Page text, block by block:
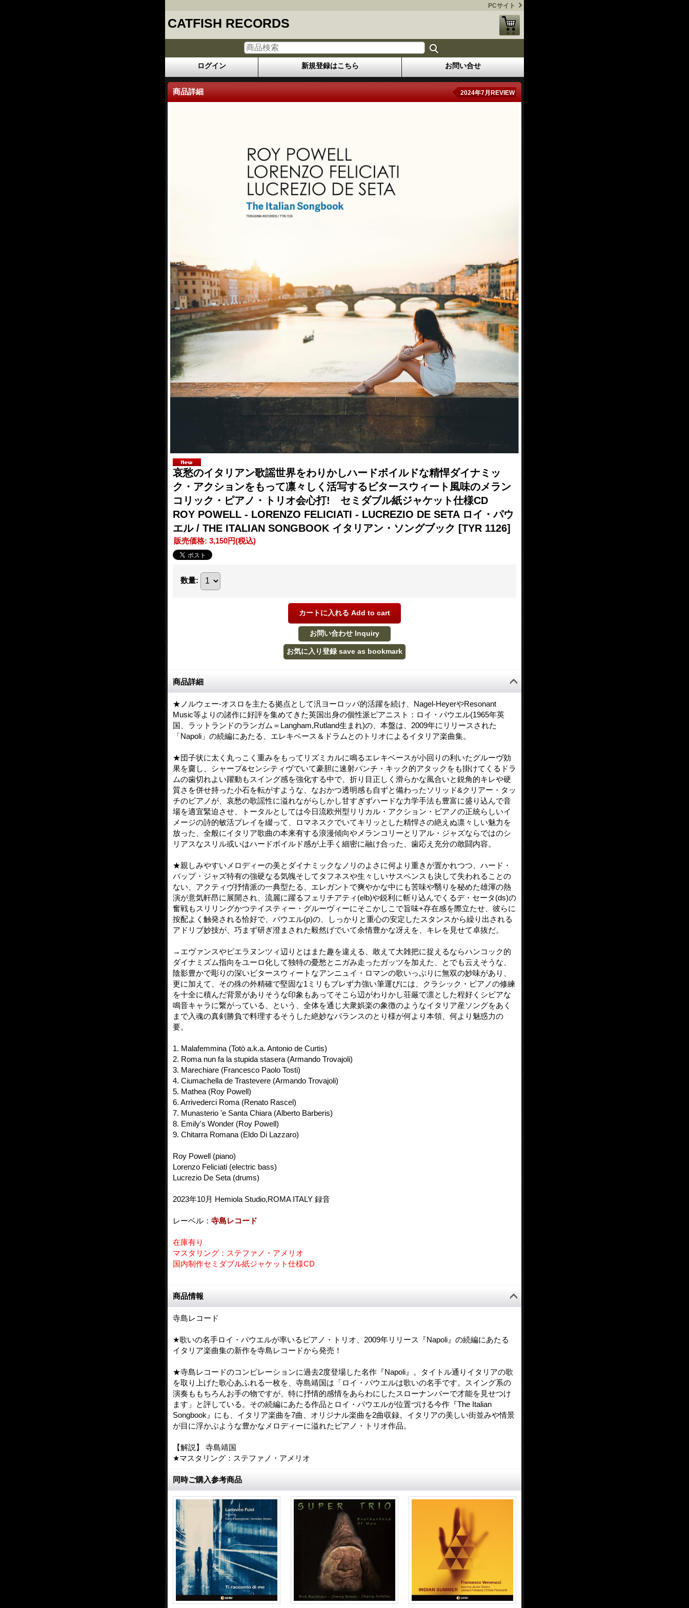
PCサイト
CATFISH RECORDS
ログイン 新規登録はこちら お問い合せ
商品詳細 2024年7月REVIEW
哀愁のイタリアン歌謡世界をわりかしハードボイルドな精悍ダイナミッ
ク・アクションをもって凛々しく活写するビタースウィート風味のメラン
コリック・ピアノ・トリオ会心打! セミダブル紙ジャケット仕様CD
ROY POWELL - LORENZO FELICIATI - LUCREZIO DE SETA ロイ・パウ
エル / THE ITALIAN SONGBOOK イタリアン・ソングブック [TYR 1126]
販売価格: 3,150円(税込)
数量:
商品詳細
★ノルウェー-オスロを主たる拠点として汎ヨーロッパ的活躍を続け、Nagel-HeyerやResonant
Music等よりの諸作に好評を集めてきた英国出身の個性派ピアニスト：ロイ・パウエル(1965年英
国、ラットランドのランガム＝Langham,Rutland生まれ)の、本盤は、2009年にリリースされた
「Napoli」の続編にあたる、エレキベース＆ドラムとのトリオによるイタリア楽曲集。
★団子状に太く丸っこく重みをもってリズミカルに鳴るエレキベースが小回りの利いたグルーヴ効
果を齎し、シャープ&センシティヴでいて豪胆に速射パンチ・キック的アタックをも掛けてくるドラ
ムの歯切れよい躍動もスイング感を強化する中で、折り目正しく滑らかな風合いと鋭角的キレや硬
質さを併せ持った小石を転がすような、なおかつ透明感も自ずと備わったソリッド&クリアー・タッ
チのピアノが、哀愁の歌謡性に溢れながらしかし甘すぎずハードな力学手法も豊富に盛り込んで音
場を適宜緊迫させ、トータルとしては今日流欧州型リリカル・アクション・ピアノの正統らしいイ
メージの詩的敏活プレイを綴って、ロマネスクでいてキリッとした精悍さの絶えぬ凛々しい魅力を
放った、全般にイタリア歌曲の本来有する浪漫傾向やメランコリーとリアル・ジャズならではのシ
リアスなスリル或いはハードボイルド感が上手く細密に融け合った、歯応え充分の敢闘内容。
★親しみやすいメロディーの美とダイナミックなノリのよさに何より重きが置かれつつ、ハード・
バップ・ジャズ特有の強硬なる気魄そしてタフネスや生々しいサスペンスも決して失われることの
ない、アクティヴ抒情派の一典型たる、エレガントで爽やかな中にも苦味や翳りを秘めた雄渾の熱
演が意気軒昂に展開され、流麗に躍るフェリチアティ(elb)や鋭利に斬り込んでくるデ・セータ(ds)の
奮戦もスリリングかつテイスティー・グルーヴィーにそこかしこで旨味+存在感を際立たせ、彼らに
按配よく触発される恰好で、パウエル(p)の、しっかりと重心の安定したスタンスから繰り出される
アドリブ妙技が、巧まず研ぎ澄まされた毅然げでいて余情豊かな冴えを、キレを見せて卓抜だ。
→エヴァンスやピエラヌンツィ辺りとはまた趣を違える、敢えて大雑把に捉えるならハンコック的
ダイナミズム指向をユーロ化して独特の憂愁とニガみ走ったガッツを加えた、とでも云えそうな、
陰影豊かで彫りの深いビタースウィートなアンニュイ・ロマンの歌いっぷりに無双の妙味があり、
更に加えて、その殊の外精確で堅固な1ミリもブレず力強い筆運びには、クラシック・ピアノの修練
を十全に積んだ背景がありそうな印象もあってそこら辺がわりかし荘厳で凛とした程好くシビアな
鳴音キャラに繋がっている、という、全体を通じ大衆娯楽の象徴のようなイタリア産ソングをあく
まで入魂の真剣勝負で料理するそうした絶妙なバランスのとり様が何より本領、何より魅惑力の
要。
1. Malafemmina (Totò a.k.a. Antonio de Curtis)
2. Roma nun fa la stupida stasera (Armando Trovajoli)
3. Marechiare (Francesco Paolo Tosti)
4. Ciumachella de Trastevere (Armando Trovajoli)
5. Mathea (Roy Powell)
6. Arrivederci Roma (Renato Rascel)
7. Munasterio 'e Santa Chiara (Alberto Barberis)
8. Emily's Wonder (Roy Powell)
9. Chitarra Romana (Eldo Di Lazzaro)
Roy Powell (piano)
Lorenzo Feliciati (electric bass)
Lucrezio De Seta (drums)
2023年10月 Hemiola Studio,ROMA ITALY 録音
レーベル： 寺島レコード
在庫有り
マスタリング：ステファノ・アメリオ
国内制作セミダブル紙ジャケット仕様CD
商品情報
寺島レコード
★歌いの名手ロイ・パウエルが率いるピアノ・トリオ、2009年リリース『Napoli』の続編にあたる
イタリア楽曲集の新作を寺島レコードから発売！
★寺島レコードのコンピレーションに過去2度登場した名作『Napoli』。タイトル通りイタリアの歌
を取り上げた歌心あふれる一枚を、寺島靖国は「ロイ・パウエルは歌いの名手です。スイング系の
演奏ももちろんお手の物ですが、特に抒情的感情をあらわにしたスローナンバーで才能を見せつけ
ます」と評している。その続編にあたる作品とロイ・パウエルが位置づける今作『The Italian
Songbook』にも、イタリア楽曲を7曲、オリジナル楽曲を2曲収録。イタリアの美しい街並みや情景
が目に浮かぶような豊かなメロディーに溢れたピアノ・トリオ作品。
【解説】 寺島靖国
★マスタリング：ステファノ・アメリオ
同時ご購入参考商品